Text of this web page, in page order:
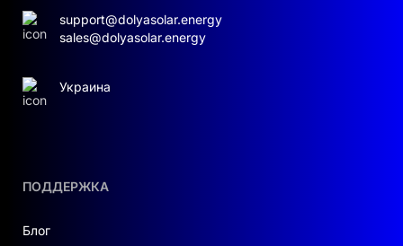
ПОДДЕРЖКА
Блог
support@dolyasolar.energy
sales@dolyasolar.energy
Украина